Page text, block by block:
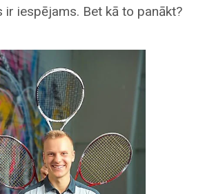
ir ­iespējams. Bet kā to panākt?